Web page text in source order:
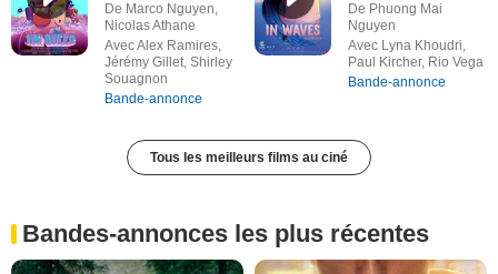
De Marco Nguyen,
Nicolas Athane
Avec Alex Ramires,
Jérémy Gillet, Shirley
Souagnon
Bande-annonce
De Phuong Mai
Nguyen
Avec Lyna Khoudri,
Paul Kircher, Rio Vega
Bande-annonce
Tous les meilleurs films au ciné
Bandes-annonces les plus récentes